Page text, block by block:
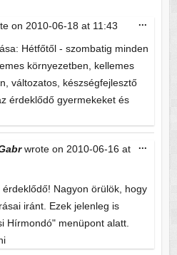
on 2010-06-18 at 11:43
Hétfőtől - szombatig minden
környezetben, kellemes
változatos, készségfejlesztő
érdeklődő gyermekeket és
...
wrote on 2010-06-16 at
Nagyon örülök, hogy
iránt. Ezek jelenleg is
Hírmondó" menüpont alatt.
...